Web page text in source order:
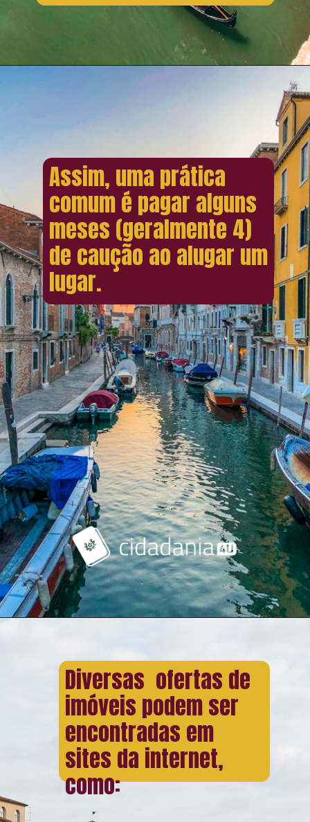
Assim, uma prática
comum é pagar alguns
meses (geralmente 4)
de caução ao alugar um
lugar.
Diversas ofertas de
imóveis podem ser
encontradas em
sites da internet,
como: